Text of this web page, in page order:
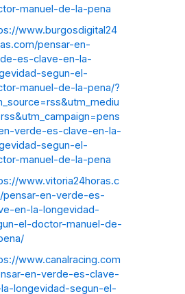
manuel-de-la-pena
www.burgosdigital24
pensar-en-
es-clave-en-la-
segun-el-
manuel-de-la-pena/?
verde-es-clave-en-la-
segun-el-
manuel-de-la-pena
www.vitoria24horas.c
pensar-en-verde-es-
en-la-longevidad-
el-doctor-manuel-de-
www.canalracing.com
en-verde-es-clave-
longevidad-segun-el-